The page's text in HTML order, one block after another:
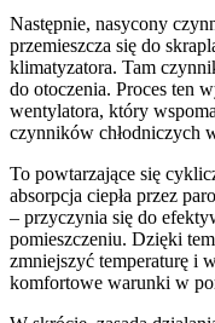
Następnie, nasycony
przemieszcza się do
klimatyzatora. Tam
do otoczenia. Proces ten
wentylatora, który
czynników chłodniczych
To powtarzające się
absorpcja ciepła przez
– przyczynia się do
pomieszczeniu. Dzięki
zmniejszyć temperaturę i
komfortowe warunki w